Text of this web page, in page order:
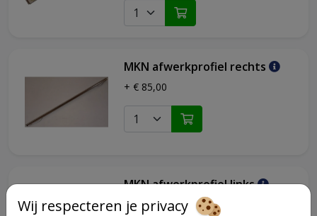
topunit
vetopvangbak (ca. 4 liter)MKN afwerkprofiel rechts
+ € 85,00
MKN afwerkprofiel links
+ € 85,00
Wij respecteren je privacy